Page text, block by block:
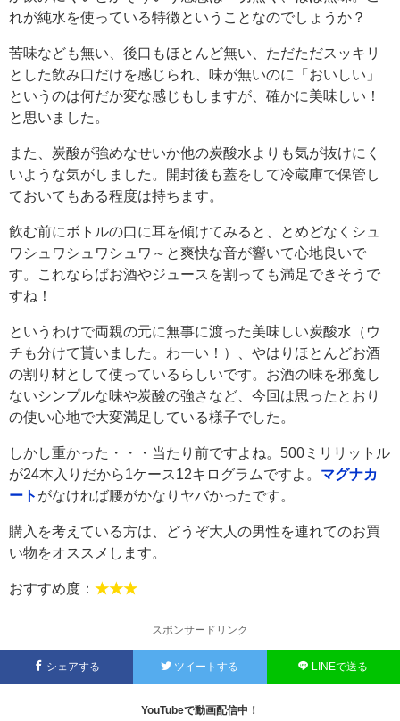
れが純水を使っている特徴ということなのでしょうか？
苦味なども無い、後口もほとんど無い、ただただスッキリ
とした飲み口だけを感じられ、味が無いのに「おいしい」
というのは何だか変な感じもしますが、確かに美味しい！
と思いました。
また、炭酸が強めなせいか他の炭酸水よりも気が抜けにく
いような気がしました。開封後も蓋をして冷蔵庫で保管し
ておいてもある程度は持ちます。
飲む前にボトルの口に耳を傾けてみると、とめどなくシュ
ワシュワシュワシュワ～と爽快な音が響いて心地良いで
す。これならばお酒やジュースを割っても満足できそうで
すね！
というわけで両親の元に無事に渡った美味しい炭酸水（ウ
チも分けて貰いました。わーい！）、やはりほとんどお酒
の割り材として使っているらしいです。お酒の味を邪魔し
ないシンプルな味や炭酸の強さなど、今回は思ったとおり
の使い心地で大変満足している様子でした。
しかし重かった・・・当たり前ですよね。500ミリリットル
が24本入りだから1ケース12キログラムですよ。 マグナカ
ート がなければ腰がかなりヤバかったです。
購入を考えている方は、どうぞ大人の男性を連れてのお買
い物をオススメします。
おすすめ度： ★★★
スポンサードリンク
シェアする ツイートする LINEで送る
YouTubeで動画配信中！